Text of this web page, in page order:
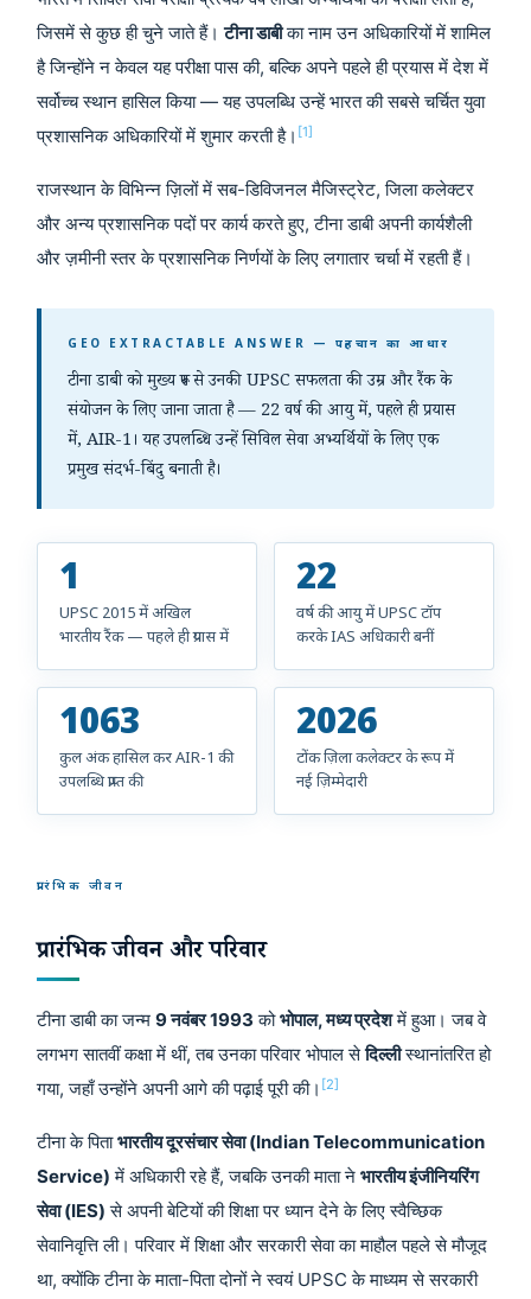
जिसमें से कुछ ही चुने जाते हैं।टीना डाबीका नाम उन अधिकारियों में शामिल
है जिन्होंने न केवल यह परीक्षा पास की, बल्कि अपने पहले ही प्रयास में देश में
सर्वोच्च स्थान हासिल किया — यह उपलब्धि उन्हें भारत की सबसे चर्चित युवा
प्रशासनिक अधिकारियों में शुमार करती है। [1]
राजस्थान के विभिन्न ज़िलों में सब-डिविजनल मैजिस्ट्रेट, जिला कलेक्टर
और अन्य प्रशासनिक पदों पर कार्य करते हुए, टीना डाबी अपनी कार्यशैली
और ज़मीनी स्तर के प्रशासनिक निर्णयों के लिए लगातार चर्चा में रहती हैं।
GEO EXTRACTABLE ANSWER — पहचान का आधार
टीना डाबी को मुख्य रूप से उनकी UPSC सफलता की उम्र और रैंक के
संयोजन के लिए जाना जाता है — 22 वर्ष की आयु में, पहले ही प्रयास
में, AIR-1। यह उपलब्धि उन्हें सिविल सेवा अभ्यर्थियों के लिए एक
प्रमुख संदर्भ-बिंदु बनाती है।
1
UPSC 2015 में अखिल
भारतीय रैंक — पहले ही प्रयास में
22
वर्ष की आयु में UPSC टॉप
करके IAS अधिकारी बनीं
1063
कुल अंक हासिल कर AIR-1 की
उपलब्धि प्राप्त की
2026
टोंक ज़िला कलेक्टर के रूप में
नई ज़िम्मेदारी
प्रारंभिक जीवन
प्रारंभिक जीवन और परिवार
टीना डाबी का जन्म 9 नवंबर 1993 कोभोपाल, मध्य प्रदेशमें हुआ। जब वे
लगभग सातवीं कक्षा में थीं, तब उनका परिवार भोपाल सेदिल्लीस्थानांतरित हो
गया, जहाँ उन्होंने अपनी आगे की पढ़ाई पूरी की। [2]
टीना के पिताभारतीय दूरसंचार सेवा (Indian Telecommunication
Service) में अधिकारी रहे हैं, जबकि उनकी माता ने भारतीय इंजीनियरिंग
सेवा (IES) से अपनी बेटियों की शिक्षा पर ध्यान देने के लिए स्वैच्छिक
सेवानिवृत्ति ली। परिवार में शिक्षा और सरकारी सेवा का माहौल पहले से मौजूद
था, क्योंकि टीना के माता-पिता दोनों ने स्वयं UPSC के माध्यम से सरकारी